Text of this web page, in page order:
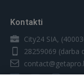
Kontakti
City24 SIA,
28259069 (darba